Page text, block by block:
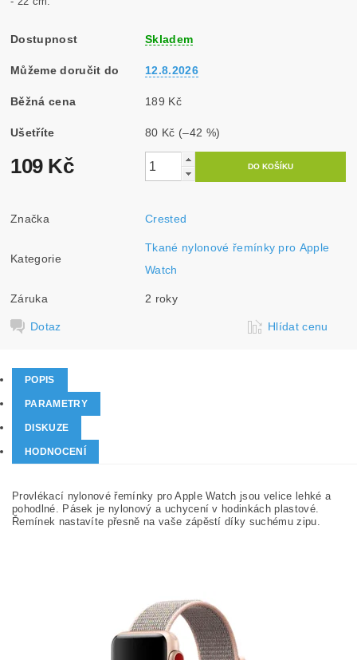
Dostupnost Skladem
Můžeme doručit do 12.8.2026
Běžná cena 189 Kč
Ušetříte 80 Kč (–42 %)
109 Kč
Značka Crested
Kategorie
Tkané nylonové řemínky pro Apple
Watch
Záruka 2 roky
Dotaz Hlídat cenu
POPIS
PARAMETRY
DISKUZE
HODNOCENÍ
Provlékací nylonové řemínky pro Apple Watch jsou velice lehké a
pohodlné. Pásek je nylonový a uchycení v hodinkách plastové.
Řemínek nastavíte přesně na vaše zápěstí díky suchému zipu.